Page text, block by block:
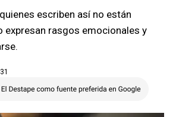
escriben así no están
expresan rasgos emocionales y